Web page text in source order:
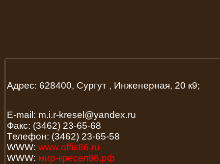
Адрес: 628400, Сургут , Инженерная, 20 к9;
E-mail: m.i.r-kresel@yandex.ru
Факс: (3462) 23-65-68
Телефон: (3462) 23-65-58
WWW: www.offis86.ru
WWW: мир-кресел86.рф